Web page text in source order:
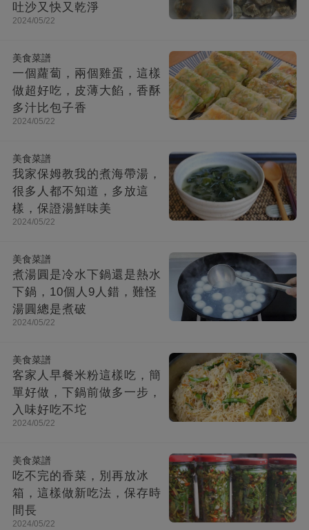
吐沙又快又乾淨
2024/05/22
美食菜譜
一個蘿蔔，兩個雞蛋，這樣
做超好吃，皮薄大餡，香酥
多汁比包子香
2024/05/22
美食菜譜
我家保姆教我的煮海帶湯，
很多人都不知道，多放這
樣，保證湯鮮味美
2024/05/22
美食菜譜
煮湯圓是冷水下鍋還是熱水
下鍋，10個人9人錯，難怪
湯圓總是煮破
2024/05/22
美食菜譜
客家人早餐米粉這樣吃，簡
單好做，下鍋前做多一步，
入味好吃不坨
2024/05/22
美食菜譜
吃不完的香菜，別再放冰
箱，這樣做新吃法，保存時
間長
2024/05/22